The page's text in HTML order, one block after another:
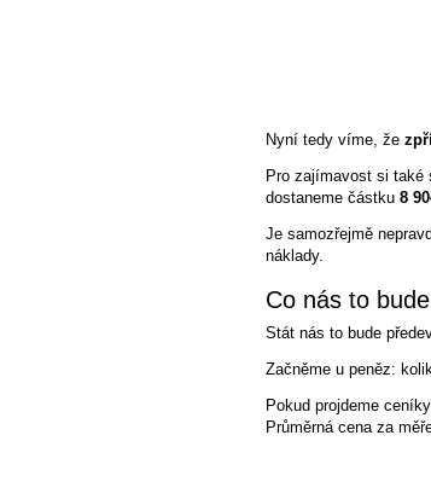
Nyní tedy víme, že
Pro zajímavost si také
dostaneme částku8
Je samozřejmě
náklady.
Co nás to
Stát nás to bude
Začněme u peněz:
Pokud projdeme
Průměrná cena za